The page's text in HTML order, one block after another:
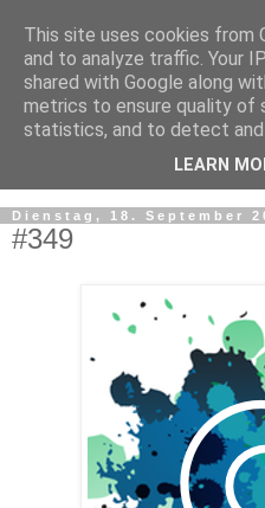
Dienstag, 18. September
#349
This site uses cookies from
and to analyze traffic. Your
shared with Google along
metrics to ensure quality of
statistics, and to detect and
LEARN